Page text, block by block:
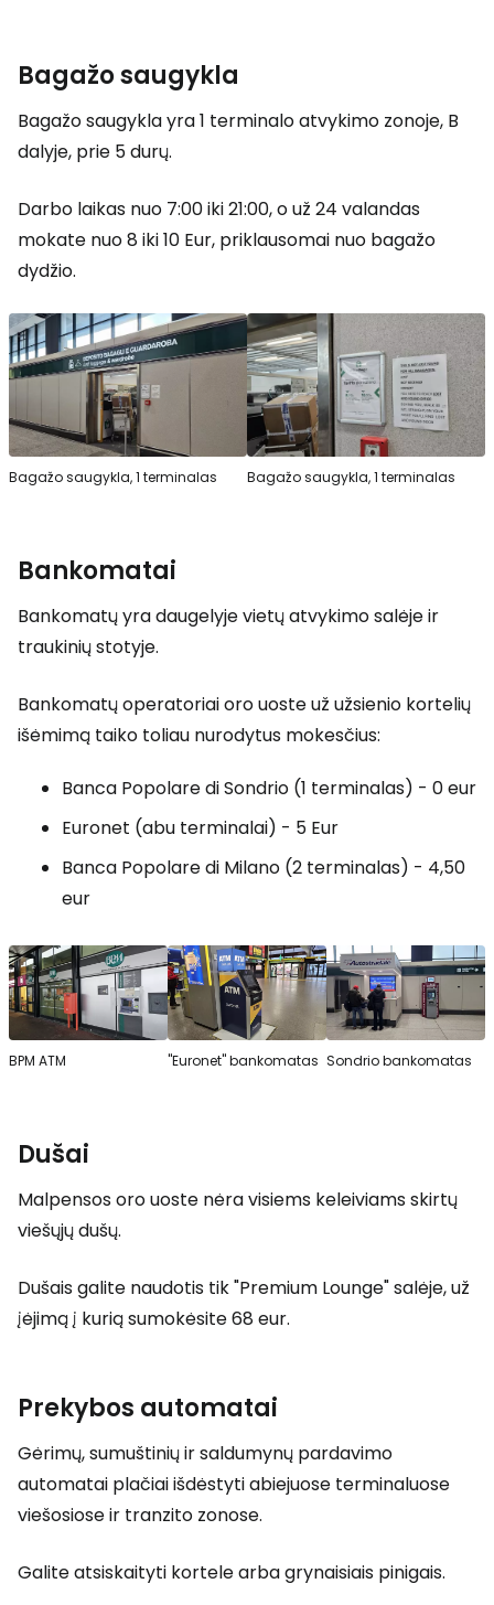
Bagažo saugykla
Bagažo saugykla yra 1 terminalo atvykimo zonoje, B
dalyje, prie 5 durų.
Darbo laikas nuo 7:00 iki 21:00, o už 24 valandas
mokate nuo 8 iki 10 Eur, priklausomai nuo bagažo
dydžio.
Bagažo saugykla, 1 terminalas Bagažo saugykla, 1 terminalas
Bankomatai
Bankomatų yra daugelyje vietų atvykimo salėje ir
traukinių stotyje.
Bankomatų operatoriai oro uoste už užsienio kortelių
išėmimą taiko toliau nurodytus mokesčius:
Banca Popolare di Sondrio (1 terminalas) - 0 eur
Euronet (abu terminalai) - 5 Eur
Banca Popolare di Milano (2 terminalas) - 4,50
eur
BPM ATM "Euronet" bankomatas Sondrio bankomatas
Dušai
Malpensos oro uoste nėra visiems keleiviams skirtų
viešųjų dušų.
Dušais galite naudotis tik "Premium Lounge" salėje, už
įėjimą į kurią sumokėsite 68 eur.
Prekybos automatai
Gėrimų, sumuštinių ir saldumynų pardavimo
automatai plačiai išdėstyti abiejuose terminaluose
viešosiose ir tranzito zonose.
Galite atsiskaityti kortele arba grynaisiais pinigais.